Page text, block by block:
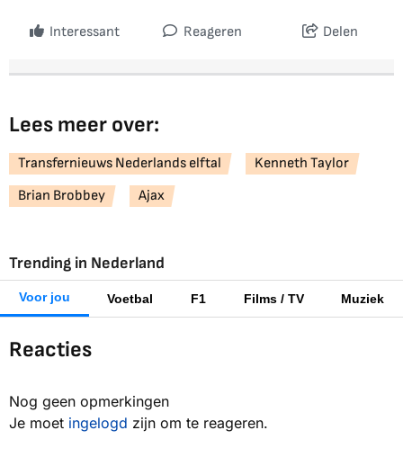
Interessant Reageren Delen
Lees meer over:
Transfernieuws Nederlands elftal
Kenneth Taylor
Brian Brobbey
Ajax
Trending in Nederland
Voor jou Voetbal F1 Films / TV Muziek
Reacties
Nog geen opmerkingen
Je moet ingelogd zijn om te reageren.